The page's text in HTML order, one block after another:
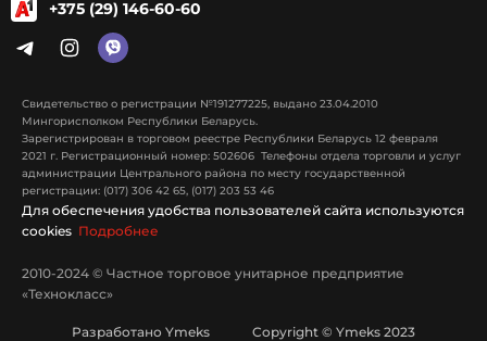
+375 (29) 146-60-60
Свидетельство о регистрации №191277225, выдано 23.04.2010
Мингорисполком Республики Беларусь.
Зарегистрирован в торговом реестре Республики Беларусь 12 февраля
2021 г. Регистрационный номер: 502606 Телефоны отдела торговли и услуг
администрации Центрального района по месту государственной
регистрации: (017) 306 42 65, (017) 203 53 46
Для обеспечения удобства пользователей сайта используются
cookies Подробнее
2010-2024 © Частное торговое унитарное предприятие
«Технокласс»
Разработано Ymeks Copyright © Ymeks 2023